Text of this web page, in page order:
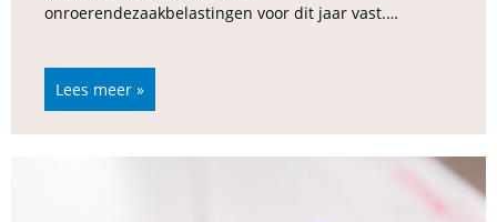
onroerendezaakbelastingen voor dit jaar vast.…
Lees meer »